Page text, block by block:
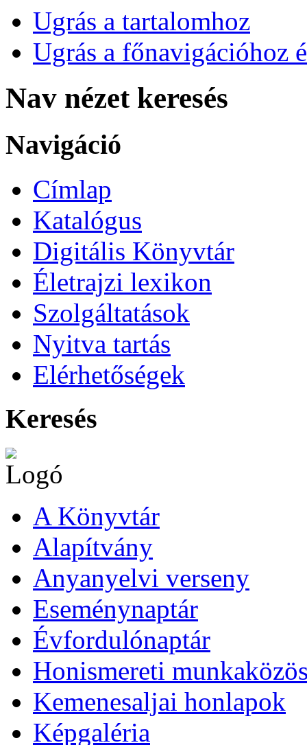
Ugrás a tartalomhoz
Ugrás a főnavigációhoz
Nav nézet keresés
Navigáció
Címlap
Katalógus
Digitális Könyvtár
Életrajzi lexikon
Szolgáltatások
Nyitva tartás
Elérhetőségek
Keresés
A Könyvtár
Alapítvány
Anyanyelvi verseny
Eseménynaptár
Évfordulónaptár
Honismereti
Kemenesaljai honlapok
Képgaléria